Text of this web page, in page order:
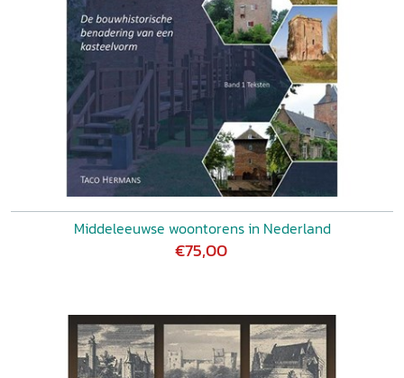
Middeleeuwse woontorens in Nederland
€75,00